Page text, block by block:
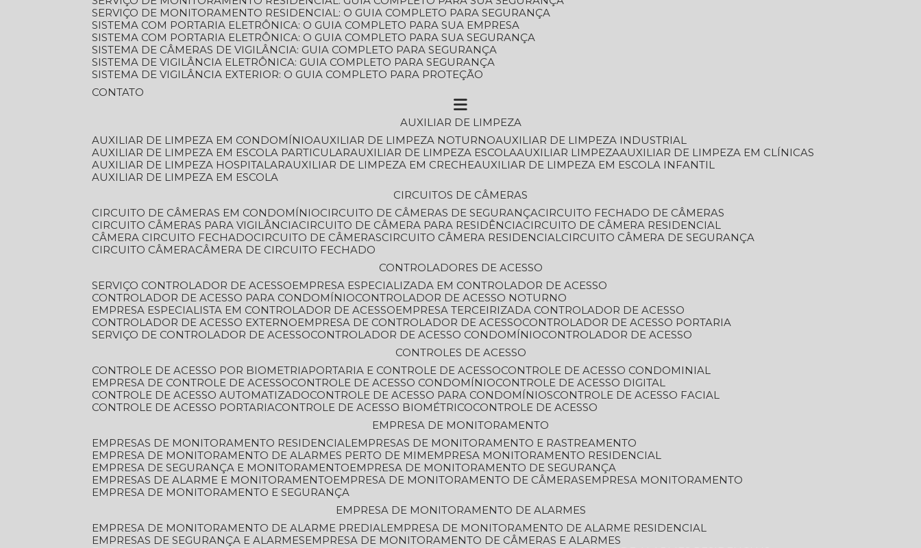
SERVIÇO DE MONITORAMENTO RESIDENCIAL: O GUIA COMPLETO PARA SEGURANÇA
SISTEMA COM PORTARIA ELETRÔNICA: O GUIA COMPLETO PARA SUA EMPRESA
SISTEMA COM PORTARIA ELETRÔNICA: O GUIA COMPLETO PARA SUA SEGURANÇA
SISTEMA DE CÂMERAS DE VIGILÂNCIA: GUIA COMPLETO PARA SEGURANÇA
SISTEMA DE VIGILÂNCIA ELETRÔNICA: GUIA COMPLETO PARA SEGURANÇA
SISTEMA DE VIGILÂNCIA EXTERIOR: O GUIA COMPLETO PARA PROTEÇÃO
CONTATO
AUXILIAR DE LIMPEZA
AUXILIAR DE LIMPEZA EM CONDOMÍNIO
AUXILIAR DE LIMPEZA NOTURNO
AUXILIAR DE LIMPEZA INDUSTRIAL
AUXILIAR DE LIMPEZA EM ESCOLA PARTICULAR
AUXILIAR DE LIMPEZA ESCOLA AUXILIAR LIMPEZA
AUXILIAR DE LIMPEZA EM CLÍNICAS
AUXILIAR DE LIMPEZA HOSPITALAR
AUXILIAR DE LIMPEZA EM CRECHE
AUXILIAR DE LIMPEZA EM ESCOLA INFANTIL
AUXILIAR DE LIMPEZA EM ESCOLA
CIRCUITOS DE CÂMERAS
CIRCUITO DE CÂMERAS EM CONDOMÍNIO
CIRCUITO DE CÂMERAS DE SEGURANÇA
CIRCUITO FECHADO DE CÂMERAS
CIRCUITO CÂMERAS PARA VIGILÂNCIA
CIRCUITO DE CÂMERA PARA RESIDÊNCIA
CIRCUITO DE CÂMERA RESIDENCIAL
CÂMERA CIRCUITO FECHADO
CIRCUITO DE CÂMERAS CIRCUITO CÂMERA RESIDENCIAL
CIRCUITO CÂMERA DE SEGURANÇA
CIRCUITO CÂMERA
CÂMERA DE CIRCUITO FECHADO
CONTROLADORES DE ACESSO
SERVIÇO CONTROLADOR DE ACESSO
EMPRESA ESPECIALIZADA EM CONTROLADOR DE ACESSO
CONTROLADOR DE ACESSO PARA CONDOMÍNIO
CONTROLADOR DE ACESSO NOTURNO
EMPRESA ESPECIALISTA EM CONTROLADOR DE ACESSO
EMPRESA TERCEIRIZADA CONTROLADOR DE ACESSO
CONTROLADOR DE ACESSO EXTERNO
EMPRESA DE CONTROLADOR DE ACESSO
CONTROLADOR DE ACESSO PORTARIA
SERVIÇO DE CONTROLADOR DE ACESSO
CONTROLADOR DE ACESSO CONDOMÍNIO
CONTROLADOR DE ACESSO
CONTROLES DE ACESSO
CONTROLE DE ACESSO POR BIOMETRIA
PORTARIA E CONTROLE DE ACESSO
CONTROLE DE ACESSO CONDOMINIAL
EMPRESA DE CONTROLE DE ACESSO
CONTROLE DE ACESSO CONDOMÍNIO
CONTROLE DE ACESSO DIGITAL
CONTROLE DE ACESSO AUTOMATIZADO
CONTROLE DE ACESSO PARA CONDOMÍNIOS
CONTROLE DE ACESSO FACIAL
CONTROLE DE ACESSO PORTARIA CONTROLE DE ACESSO BIOMÉTRICO
CONTROLE DE ACESSO
EMPRESA DE MONITORAMENTO
EMPRESAS DE MONITORAMENTO RESIDENCIAL
EMPRESAS DE MONITORAMENTO E RASTREAMENTO
EMPRESA DE MONITORAMENTO DE ALARMES PERTO DE MIM
EMPRESA MONITORAMENTO RESIDENCIAL
EMPRESA DE SEGURANÇA E MONITORAMENTO
EMPRESA DE MONITORAMENTO DE SEGURANÇA
EMPRESAS DE ALARME E MONITORAMENTO
EMPRESA DE MONITORAMENTO DE CÂMERAS
EMPRESA MONITORAMENTO
EMPRESA DE MONITORAMENTO E SEGURANÇA
EMPRESA DE MONITORAMENTO DE ALARMES
EMPRESA DE MONITORAMENTO DE ALARME PREDIAL
EMPRESA DE MONITORAMENTO DE ALARME RESIDENCIAL
EMPRESAS DE SEGURANÇA E ALARMES
EMPRESA DE MONITORAMENTO DE CÂMERAS E ALARMES